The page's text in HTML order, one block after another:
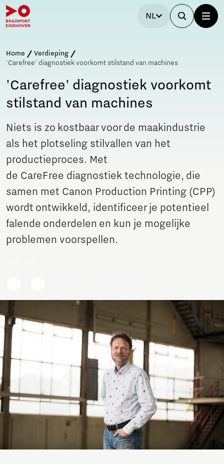
NL
Home
Verdieping
'Carefree' diagnostiek voorkomt stilstand van machines
'Carefree' diagnostiek voorkomt
stilstand van machines
Niets is zo kostbaar voor de maakindustrie
als het plotseling stilvallen van het
productieproces. Met
de CareFree diagnostiek technologie, die
samen met Canon Production Printing (CPP)
wordt ontwikkeld, identificeer je potentieel
falende onderdelen en kun je mogelijke
problemen voorspellen.